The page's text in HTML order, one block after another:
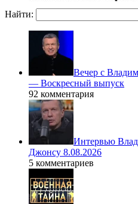
Найти:
Вечер с
— Воскресный выпуск
92 комментария
Интервью
Джонсу 8.08.2026
5 комментариев